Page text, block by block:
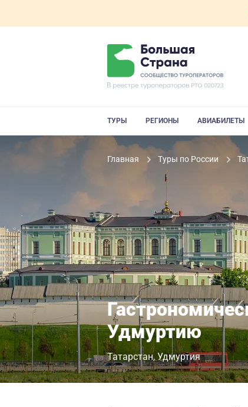
ТУРЫ РЕГИОНЫ АВИАБИЛЕТЫ
Главная Туры по России
Удмуртию
Татарстан Удмуртия